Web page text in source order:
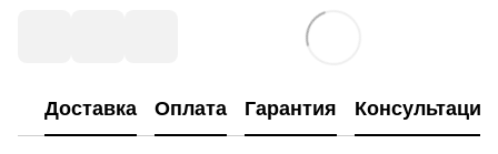
Доставка Оплата Гарантия Консультация